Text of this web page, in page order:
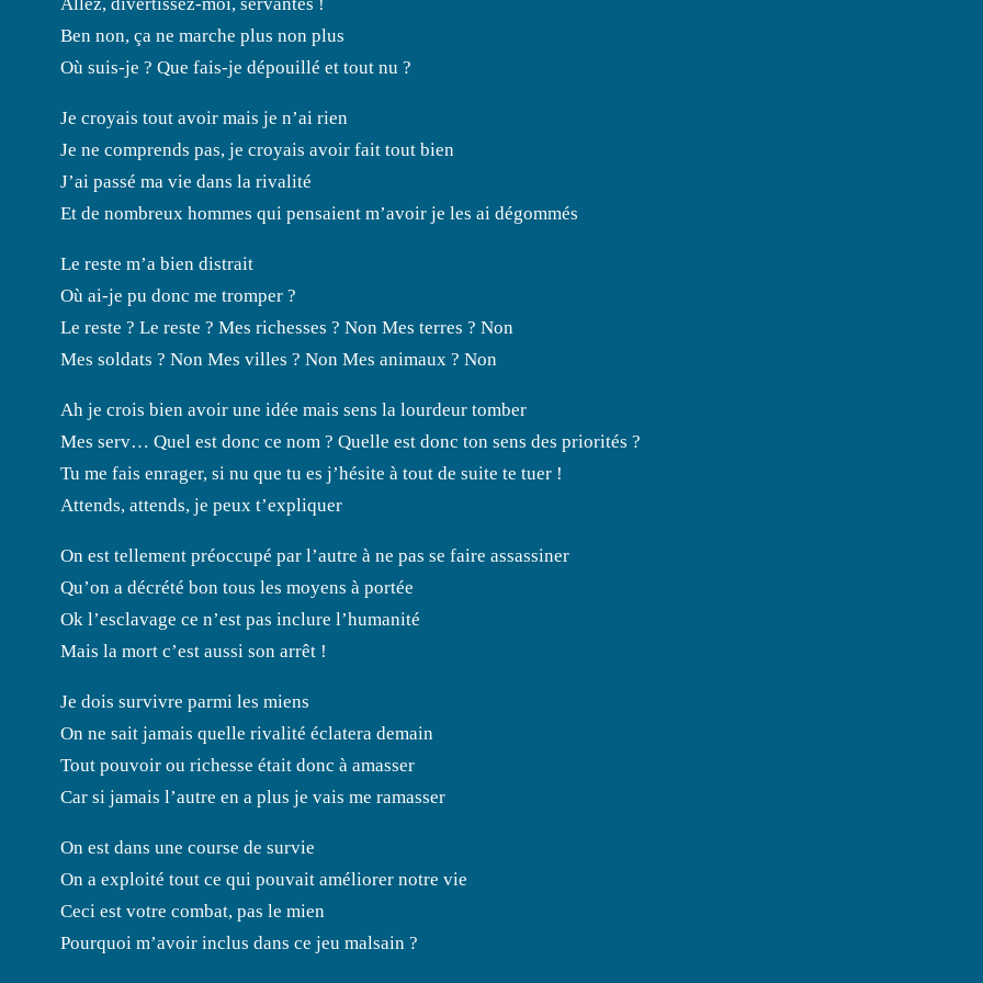
Ben non, ça ne marche plus non plus
Où suis-je ? Que fais-je dépouillé et tout nu ?
Je croyais tout avoir mais je n’ai rien
Je ne comprends pas, je croyais avoir fait tout bien
J’ai passé ma vie dans la rivalité
Et de nombreux hommes qui pensaient m’avoir je les ai dégommés
Le reste m’a bien distrait
Où ai-je pu donc me tromper ?
Le reste ? Le reste ? Mes richesses ? Non Mes terres ? Non
Mes soldats ? Non Mes villes ? Non Mes animaux ? Non
Ah je crois bien avoir une idée mais sens la lourdeur tomber
Mes serv… Quel est donc ce nom ? Quelle est donc ton sens des priorités ?
Tu me fais enrager, si nu que tu es j’hésite à tout de suite te tuer !
Attends, attends, je peux t’expliquer
On est tellement préoccupé par l’autre à ne pas se faire assassiner
Qu’on a décrété bon tous les moyens à portée
Ok l’esclavage ce n’est pas inclure l’humanité
Mais la mort c’est aussi son arrêt !
Je dois survivre parmi les miens
On ne sait jamais quelle rivalité éclatera demain
Tout pouvoir ou richesse était donc à amasser
Car si jamais l’autre en a plus je vais me ramasser
On est dans une course de survie
On a exploité tout ce qui pouvait améliorer notre vie
Ceci est votre combat, pas le mien
Pourquoi m’avoir inclus dans ce jeu malsain ?